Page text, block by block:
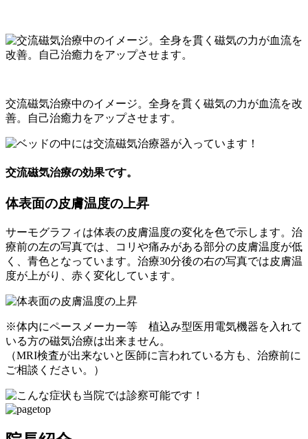
交流磁気治療中のイメージ。全身を貫く磁気の力が血流を改
善。自己治癒力をアップさせます。
交流磁気治療の効果です。
体表面の皮膚温度の上昇
サーモグラフィは体表の皮膚温度の変化を色で示します。治
療前の左の写真では、コリや痛みがある部分の皮膚温度が低
く、青色となっています。治療30分後の右の写真では皮膚温
度が上がり、赤く変化しています。
※体内にペースメーカー等 植込み型医用電気機器を入れて
いる方の磁気治療は出来ません。
（MRI検査が出来ないと医師に言われている方も、治療前に
ご相談ください。）